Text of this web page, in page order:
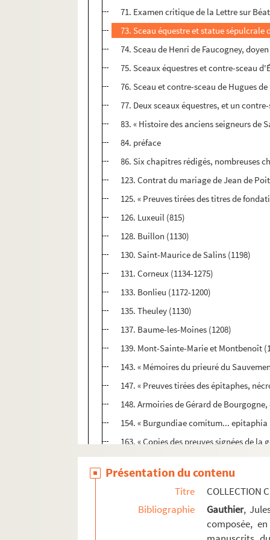
71. Examen critique de la Lettre sur
73. Sceau équestre et statue
74. Sceau de Henri de Faucogney,
75. Sceaux équestres et contre-sceau
76. Sceau et contre-sceau de Hugues
77. Deux sceaux équestres, et un
83. « Histoire des anciens seigneurs
84. préface
86. Six chapitres rédigés, nombreuses
123. Contrat du mariage de Jean de
125. « Preuves tirées des titres de
126. Luxeuil (815)
128. Buillon (1130)
130. Saint-Maurice de Salins (1198)
131. Corneux (1134-1275)
133. Bonlieu (1172-1200)
135. Theuley (1130)
137. Baume-les-Moines (1208)
139. Mont-Sainte-Marie et Montbenoît
143. « Mémoires du prieuré du
147. « Preuves tirées des épitaphes,
148. Armoiries de Gérard de
154. « Burgundiae comitum... epitaphia
163. « Copies des preuves signées de
201. « Sententia Joannis,
203. Table analytique des pièces qui
Ms Chiflet 4. « ... Titres concernant
Présentation du contenu
Titre
COLLECTION
Bibliographie
Gauthier,
composée,